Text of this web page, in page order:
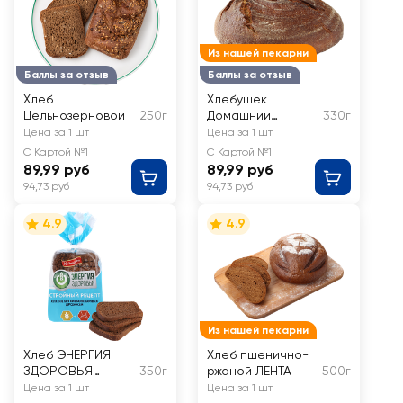
Баллы за отзыв
Хлеб
Цельнозерновой
250г
Цена за 1 шт
С Картой №1
89,99 руб
94,73 руб
Из нашей пекарни
Баллы за отзыв
Хлебушек
Домашний
бездрожжевой
ЛЕНТА FRESH
330г
Цена за 1 шт
С Картой №1
89,99 руб
94,73 руб
4.9
Хлеб ЭНЕРГИЯ
ЗДОРОВЬЯ
Стройный рецепт
350г
Цена за 1 шт
Из нашей пекарни
4.9
Хлеб пшенично-
ржаной ЛЕНТА
500г
Цена за 1 шт